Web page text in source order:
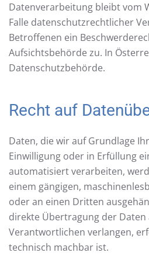
Datenverarbeitung bleibt vom
Falle datenschutzrechtlicher
Betroffenen ein
Aufsichtsbehörde zu. In
Datenschutzbehörde.
Recht auf
Daten, die wir auf Grundlage
Einwilligung oder in Erfüllung
automatisiert verarbeiten,
einem gängigen,
oder an einen Dritten
direkte Übertragung der Daten
Verantwortlichen verlangen,
technisch machbar ist.